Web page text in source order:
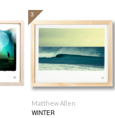
3
Matthew Allen
WINTER